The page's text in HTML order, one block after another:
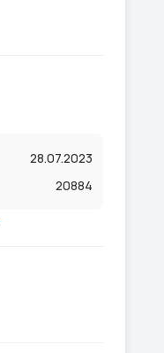
28.07.2023
20884